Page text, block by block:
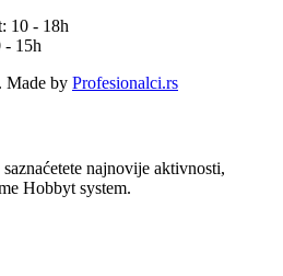
10 - 18h
- 15h
Made by Profesionalci.rs
najnovije aktivnosti,
Hobbyt system.